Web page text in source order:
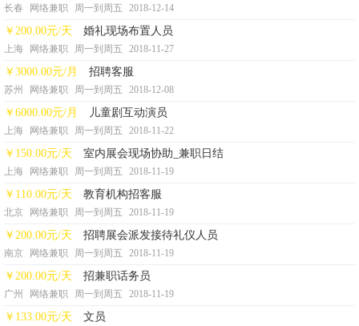
长春 网络兼职 周一到周五 2018-12-14
￥200.00元/天 婚礼现场布置人员
上海 网络兼职 周一到周五 2018-11-27
￥3000.00元/月 招聘客服
苏州 网络兼职 周一到周五 2018-12-08
￥6000.00元/月 儿童剧互动演员
上海 网络兼职 周一到周五 2018-11-22
￥150.00元/天 室内展会现场协助_兼职日结
上海 网络兼职 周一到周五 2018-11-19
￥110.00元/天 教育机构招客服
北京 网络兼职 周一到周五 2018-11-19
￥200.00元/天 招聘展会派发接待礼仪人员
南京 网络兼职 周一到周五 2018-11-19
￥200.00元/天 招兼职话务员
广州 网络兼职 周一到周五 2018-11-19
￥133.00元/天 文员